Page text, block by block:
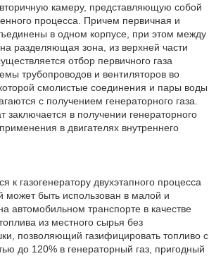
камеру, представляющую собой
процесса. Причем первичная и
в одном корпусе, при этом между
разделяющая зона, из верхней части
отбор первичного газа
трубопроводов и вентиляторов во
смолистые соединения и пары воды
с получением генераторного газа.
заключается в получении генераторного
в двигателях внутреннего
к газогенератору двухэтапного процесса
может быть использован в малой и
автомобильном транспорте в качестве
из местного сырья без
позволяющий газифицировать топливо с
до 120% в генераторный газ, пригодный